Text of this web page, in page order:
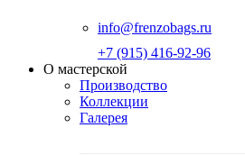
info@frenzobags.ru
‭+7 (915) 416-92-96
О мастерской
Производство
Коллекции
Галерея